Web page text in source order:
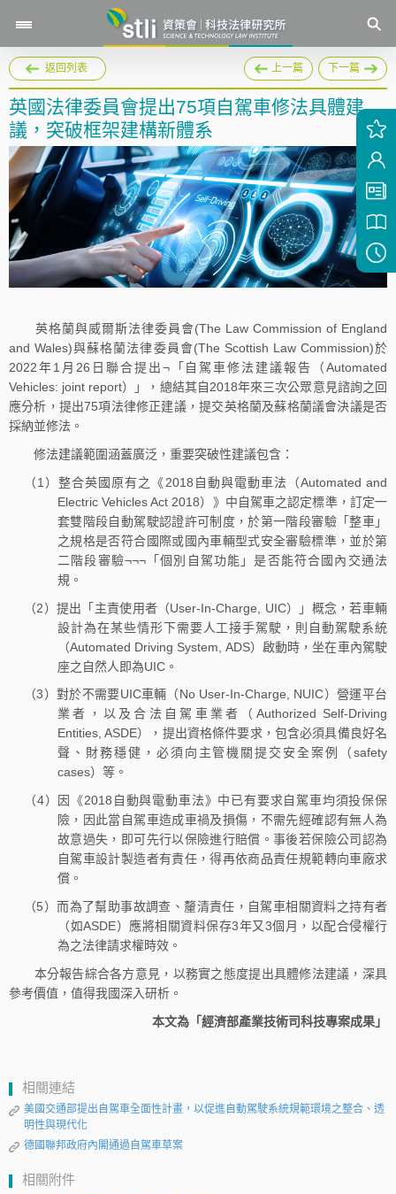
返回列表 上一篇 下一篇
英國法律委員會提出75項自駕車修法具體建
議，突破框架建構新體系
英格蘭與威爾斯法律委員會(The Law Commission of England
and Wales)與蘇格蘭法律委員會(The Scottish Law Commission)於
2022年1月26日聯合提出¬「自駕車修法建議報告（Automated
Vehicles: joint report）」，總結其自2018年來三次公眾意見諮詢之回
應分析，提出75項法律修正建議，提交英格蘭及蘇格蘭議會決議是否
採納並修法。
修法建議範圍涵蓋廣泛，重要突破性建議包含：
（1）整合英國原有之《2018自動與電動車法（Automated and
Electric Vehicles Act 2018）》中自駕車之認定標準，訂定一
套雙階段自動駕駛認證許可制度，於第一階段審驗「整車」
之規格是否符合國際或國內車輛型式安全審驗標準，並於第
二階段審驗¬¬¬「個別自駕功能」是否能符合國內交通法
規。
（2）提出「主責使用者（User-In-Charge, UIC）」概念，若車輛
設計為在某些情形下需要人工接手駕駛，則自動駕駛系統
（Automated Driving System, ADS）啟動時，坐在車內駕駛
座之自然人即為UIC。
（3）對於不需要UIC車輛（No User-In-Charge, NUIC）營運平台
業者，以及合法自駕車業者（Authorized Self-Driving
Entities, ASDE），提出資格條件要求，包含必須具備良好名
聲、財務穩健，必須向主管機關提交安全案例（safety
cases）等。
（4）因《2018自動與電動車法》中已有要求自駕車均須投保保
險，因此當自駕車造成車禍及損傷，不需先經確認有無人為
故意過失，即可先行以保險進行賠償。事後若保險公司認為
自駕車設計製造者有責任，得再依商品責任規範轉向車廠求
償。
（5）而為了幫助事故調查、釐清責任，自駕車相關資料之持有者
（如ASDE）應將相關資料保存3年又3個月，以配合侵權行
為之法律請求權時效。
本分報告綜合各方意見，以務實之態度提出具體修法建議，深具
參考價值，值得我國深入研析。
本文為「經濟部產業技術司科技專案成果」
相關連結
美國交通部提出自駕車全面性計畫，以促進自動駕駛系統規範環境之整合、透
明性與現代化
德國聯邦政府內閣通過自駕車草案
相關附件